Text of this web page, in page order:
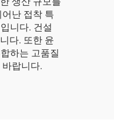
난 접착 특
니다. 건설
다. 또한 윤
하는 고품질
랍니다.